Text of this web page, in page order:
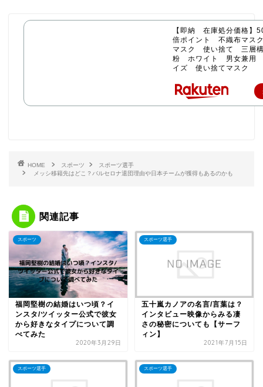
【即納 在庫処分価格
倍ポイント 不織布マ
マスク 使い捨て 三層
粉 ホワイト 男女兼用
イズ 使い捨てマスク
HOME スポーツ
スポーツ選手
メッシ移籍先はどこ？バルセロナ退団理由や日本チームが獲得もあるのかも
関連記事
スポーツ
福岡堅樹の結婚はいつ頃？イ
ンスタ/ツイッター公式で彼女
から好きなタイプについて調
べてみた
2020年3月29日
スポーツ選手
五十嵐カノアの名言/言葉は？
インタビュー映像からみる凄
さの秘密についても【サーフ
ィン】
2021年7月15日
スポーツ選手 スポーツ選手